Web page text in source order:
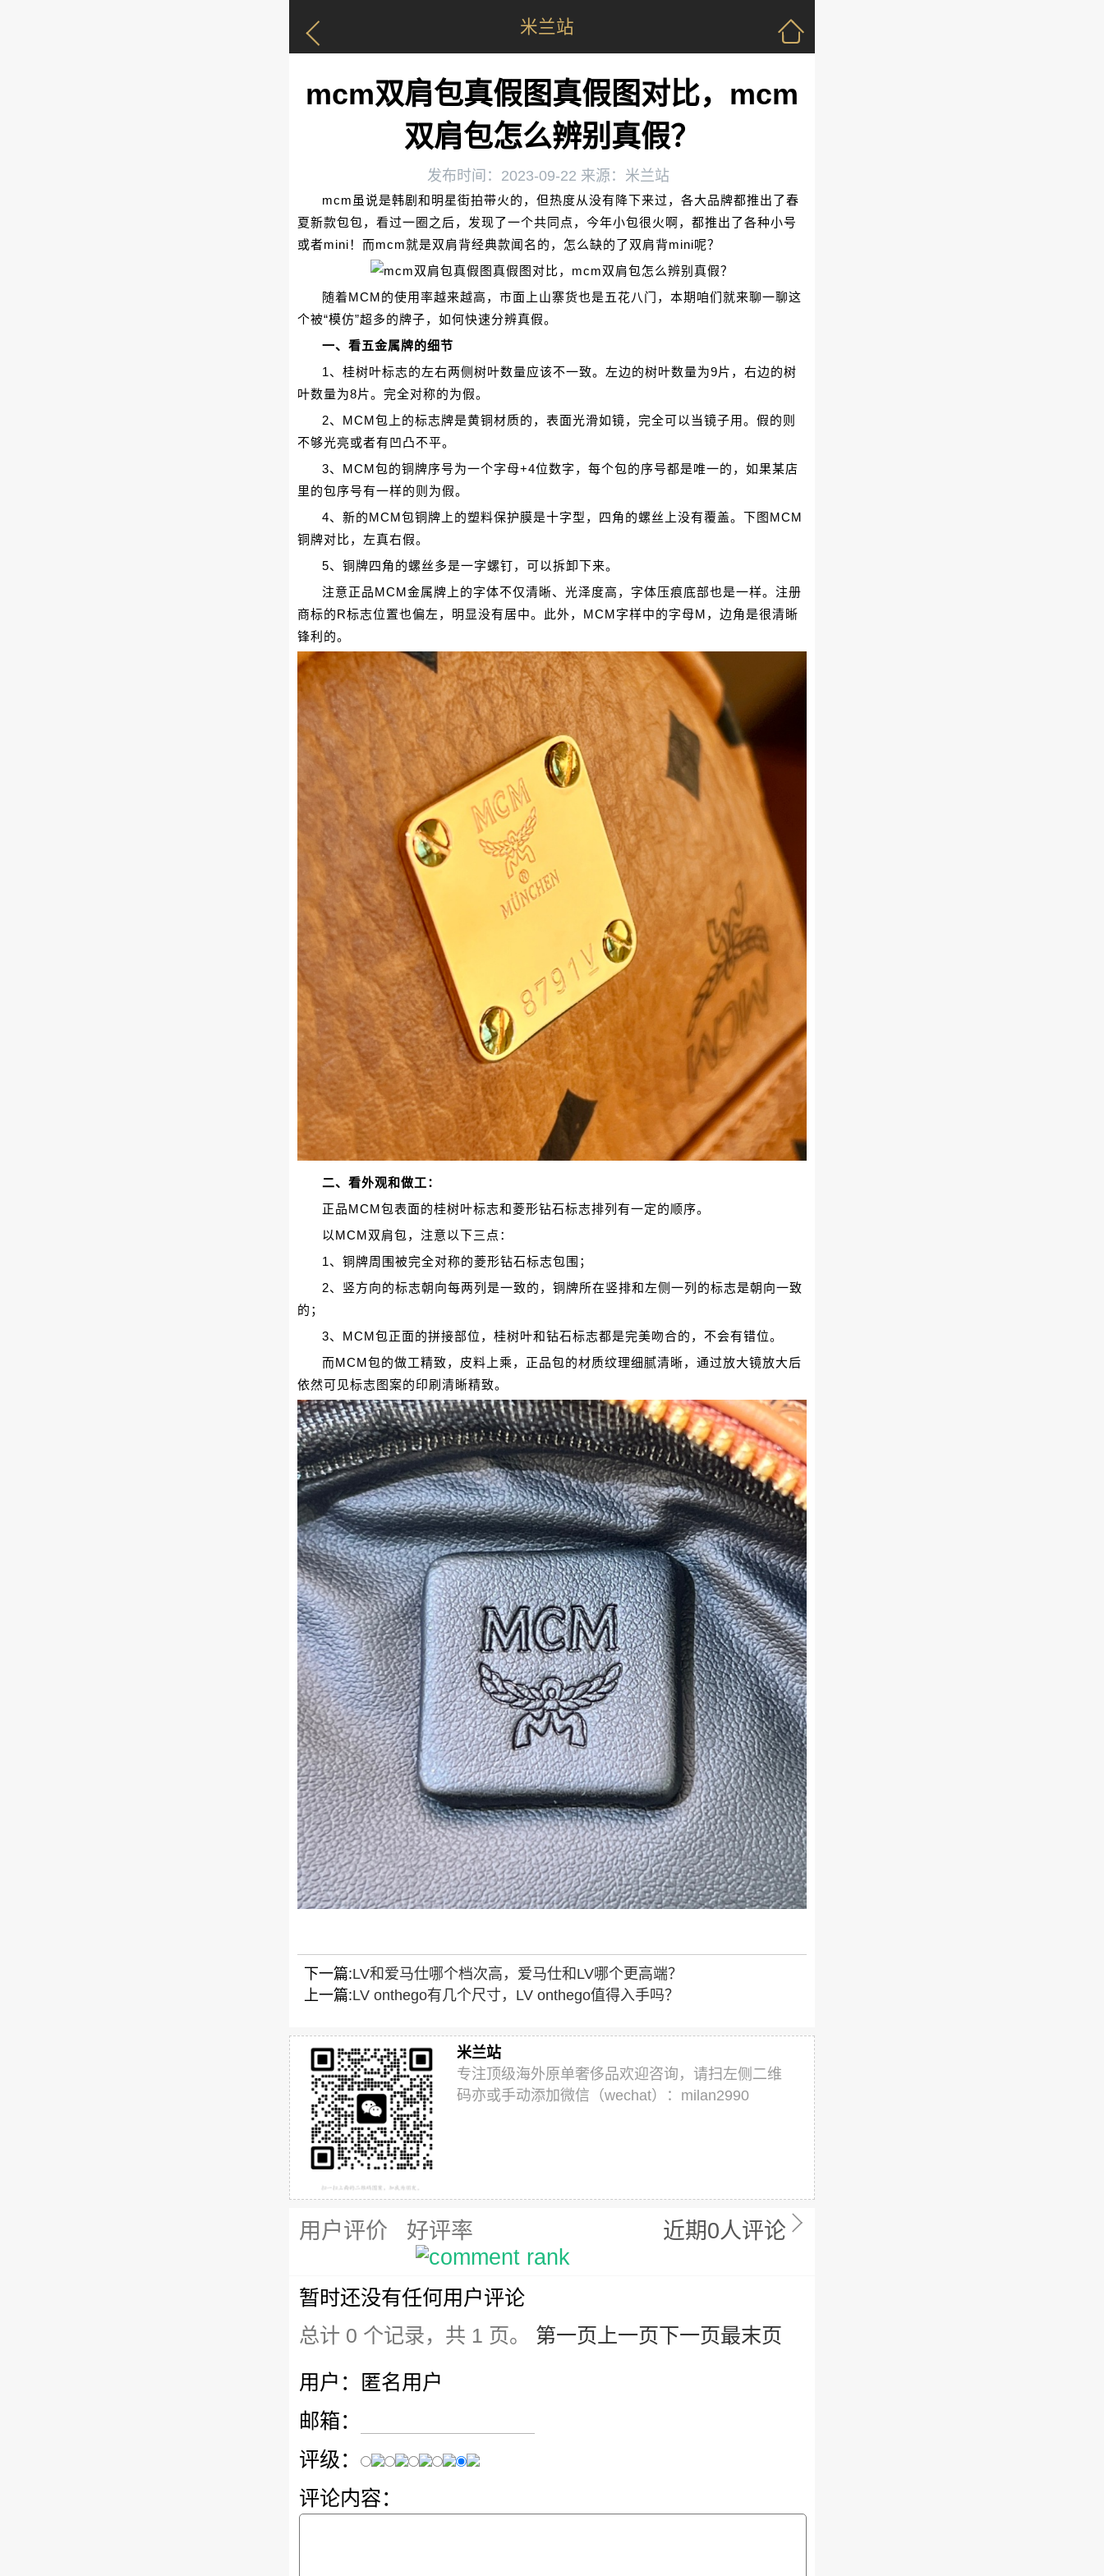
米兰站
mcm双肩包真假图真假图对比，mcm
双肩包怎么辨别真假？
发布时间：2023-09-22 来源：米兰站
mcm虽说是韩剧和明星街拍带火的，但热度从没有降下来过，各大品牌都推出了春
夏新款包包，看过一圈之后，发现了一个共同点，今年小包很火啊，都推出了各种小号
或者mini！而mcm就是双肩背经典款闻名的，怎么缺的了双肩背mini呢？
随着MCM的使用率越来越高，市面上山寨货也是五花八门，本期咱们就来聊一聊这
个被“模仿”超多的牌子，如何快速分辨真假。
一、看五金属牌的细节
1、桂树叶标志的左右两侧树叶数量应该不一致。左边的树叶数量为9片，右边的树
叶数量为8片。完全对称的为假。
2、MCM包上的标志牌是黄铜材质的，表面光滑如镜，完全可以当镜子用。假的则
不够光亮或者有凹凸不平。
3、MCM包的铜牌序号为一个字母+4位数字，每个包的序号都是唯一的，如果某店
里的包序号有一样的则为假。
4、新的MCM包铜牌上的塑料保护膜是十字型，四角的螺丝上没有覆盖。下图MCM
铜牌对比，左真右假。
5、铜牌四角的螺丝多是一字螺钉，可以拆卸下来。
注意正品MCM金属牌上的字体不仅清晰、光泽度高，字体压痕底部也是一样。注册
商标的R标志位置也偏左，明显没有居中。此外，MCM字样中的字母M，边角是很清晰
锋利的。
二、看外观和做工：
正品MCM包表面的桂树叶标志和菱形钻石标志排列有一定的顺序。
以MCM双肩包，注意以下三点：
1、铜牌周围被完全对称的菱形钻石标志包围；
2、竖方向的标志朝向每两列是一致的，铜牌所在竖排和左侧一列的标志是朝向一致
的；
3、MCM包正面的拼接部位，桂树叶和钻石标志都是完美吻合的，不会有错位。
而MCM包的做工精致，皮料上乘，正品包的材质纹理细腻清晰，通过放大镜放大后
依然可见标志图案的印刷清晰精致。
下一篇:LV和爱马仕哪个档次高，爱马仕和LV哪个更高端？
上一篇:LV onthego有几个尺寸，LV onthego值得入手吗？
米兰站
专注顶级海外原单奢侈品欢迎咨询，请扫左侧二维
码亦或手动添加微信（wechat）：milan2990
用户评价 好评率 近期0人评论
暂时还没有任何用户评论
总计 0 个记录，共 1 页。 第一页 上一页下一页最末页
用户：匿名用户
邮箱：
评级：
评论内容：